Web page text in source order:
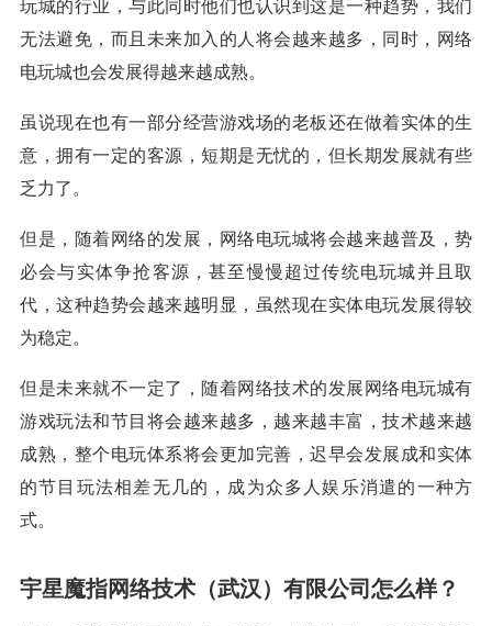
玩城的行业，与此同时他们也认识到这是一种趋势，我们
无法避免，而且未来加入的人将会越来越多，同时，网络
电玩城也会发展得越来越成熟。
虽说现在也有一部分经营游戏场的老板还在做着实体的生
意，拥有一定的客源，短期是无忧的，但长期发展就有些
乏力了。
但是，随着网络的发展，网络电玩城将会越来越普及，势
必会与实体争抢客源，甚至慢慢超过传统电玩城并且取
代，这种趋势会越来越明显，虽然现在实体电玩发展得较
为稳定。
但是未来就不一定了，随着网络技术的发展网络电玩城有
游戏玩法和节目将会越来越多，越来越丰富，技术越来越
成熟，整个电玩体系将会更加完善，迟早会发展成和实体
的节目玩法相差无几的，成为众多人娱乐消遣的一种方
式。
宇星魔指网络技术（武汉）有限公司怎么样？